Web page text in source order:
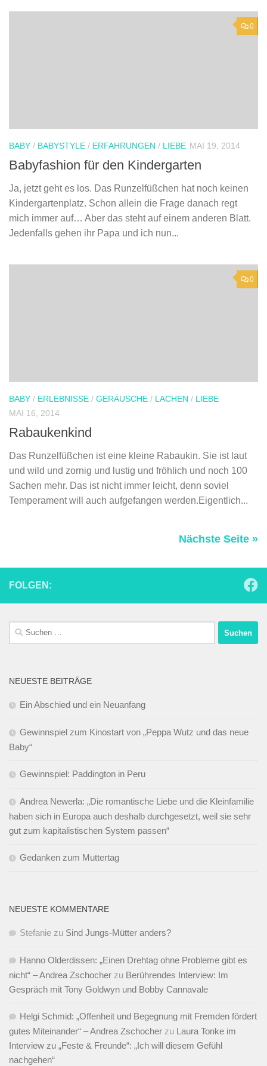
0
BABY / BABYSTYLE / ERFAHRUNGEN / LIEBE MAI 19, 2014
Babyfashion für den Kindergarten
Ja, jetzt geht es los. Das Runzelfüßchen hat noch keinen
Kindergartenplatz. Schon allein die Frage danach regt
mich immer auf… Aber das steht auf einem anderen Blatt.
Jedenfalls gehen ihr Papa und ich nun...
0
BABY / ERLEBNISSE / GERÄUSCHE / LACHEN / LIEBE
MAI 16, 2014
Rabaukenkind
Das Runzelfüßchen ist eine kleine Rabaukin. Sie ist laut
und wild und zornig und lustig und fröhlich und noch 100
Sachen mehr. Das ist nicht immer leicht, denn soviel
Temperament will auch aufgefangen werden.Eigentlich...
Nächste Seite »
FOLGEN:
Suchen
nach:
NEUESTE BEITRÄGE
Ein Abschied und ein Neuanfang
Gewinnspiel zum Kinostart von „Peppa Wutz und das neue
Baby“
Gewinnspiel: Paddington in Peru
Andrea Newerla: „Die romantische Liebe und die Kleinfamilie
haben sich in Europa auch deshalb durchgesetzt, weil sie sehr
gut zum kapitalistischen System passen“
Gedanken zum Muttertag
NEUESTE KOMMENTARE
Stefanie zu Sind Jungs-Mütter anders?
Hanno Olderdissen: „Einen Drehtag ohne Probleme gibt es
nicht“ – Andrea Zschocher zu Berührendes Interview: Im
Gespräch mit Tony Goldwyn und Bobby Cannavale
Helgi Schmid: „Offenheit und Begegnung mit Fremden fördert
gutes Miteinander“ – Andrea Zschocher zu Laura Tonke im
Interview zu „Feste & Freunde“: „Ich will diesem Gefühl
nachgehen“